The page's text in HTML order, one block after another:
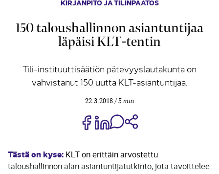
KIRJANPITO JA TILINPÄÄTÖS
150 taloushallinnon asiantuntijaa
läpäisi KLT-tentin
Tili-instituuttisäätiön pätevyyslautakunta on
vahvistanut 150 uutta KLT-asiantuntijaa.
22.3.2018 5 min
Jaa Share on Facebook
Jaa Share on LinkedIn
Jaa WhatsApp-viestinä
Tästä on kyse: KLT on erittäin arvostettu
taloushallinnon alan asiantuntijatutkinto, jota tavoittelee